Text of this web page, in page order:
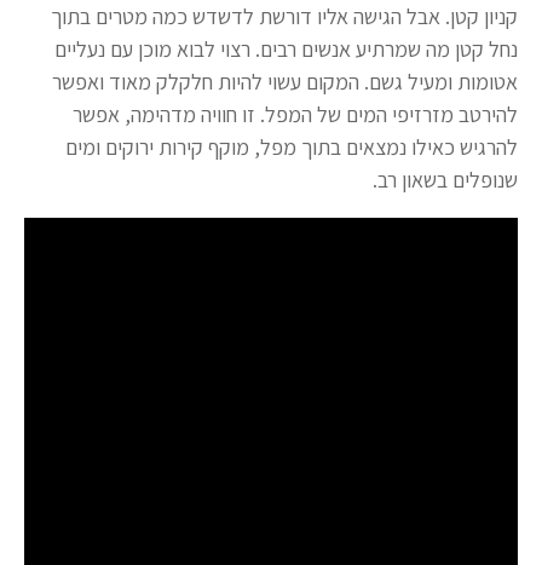
קניון קטן. אבל הגישה אליו דורשת לדשדש כמה מטרים בתוך
נחל קטן מה שמרתיע אנשים רבים. רצוי לבוא מוכן עם נעליים
אטומות ומעיל גשם. המקום עשוי להיות חלקלק מאוד ואפשר
להירטב מזרזיפי המים של המפל. זו חוויה מדהימה, אפשר
להרגיש כאילו נמצאים בתוך מפל, מוקף קירות ירוקים ומים
שנופלים בשאון רב.